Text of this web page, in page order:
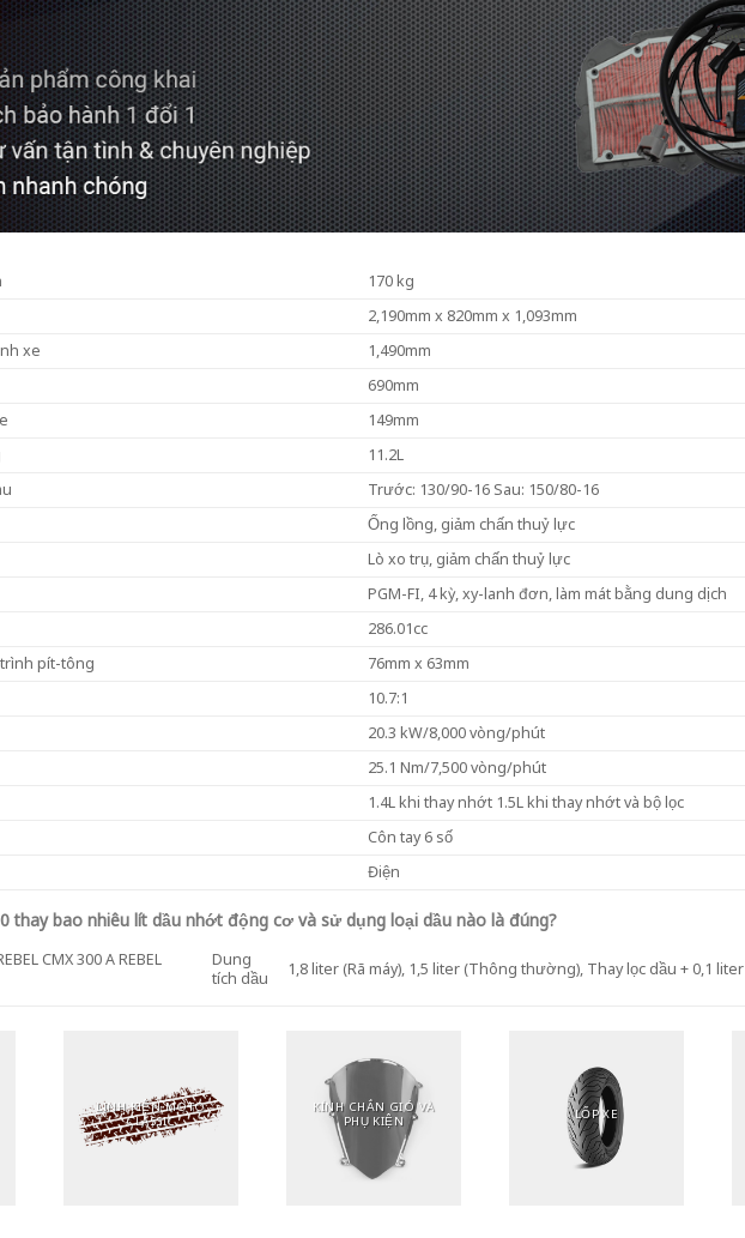
170 kg
2,190mm x 820mm x 1,093mm
xe
1,490mm
690mm
149mm
11.2L
Trước: 130/90-16 Sau: 150/80-16
Ống lồng, giảm chấn thuỷ lực
Lò xo trụ, giảm chấn thuỷ lực
PGM-FI, 4 kỳ, xy-lanh đơn, làm mát bằng dung dịch
286.01cc
pít-tông
76mm x 63mm
10.7:1
20.3 kW/8,000 vòng/phút
25.1 Nm/7,500 vòng/phút
1.4L khi thay nhớt 1.5L khi thay nhớt và bộ lọc
Côn tay 6 số
Điện
thay bao nhiêu lít dầu nhớt động cơ và sử dụng loại dầu nào là đúng?
CMX 300 A REBEL
Dung
tích dầu
1,8 liter (Rã máy), 1,5 liter (Thông thường), Thay lọc dầu + 0,1 liter
LINH KIỆN MOTO
CLASSIC
KÍNH CHẮN GIÓ VÀ
PHỤ KIỆN
LỐP XE